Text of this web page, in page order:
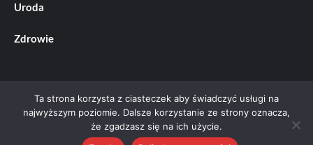
Uroda
Zdrowie
Prawa autorskie &kopia; Wszelkie prawa zastrzeżone.
Ta strona korzysta z ciasteczek aby świadczyć usługi na
najwyższym poziomie. Dalsze korzystanie ze strony oznacza,
że zgadzasz się na ich użycie.